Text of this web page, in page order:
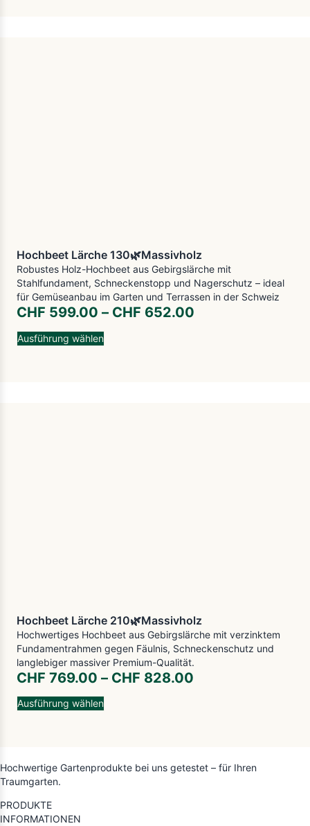
Hochbeet Lärche 130🌿Massivholz
Robustes Holz-Hochbeet aus Gebirgslärche mit
Stahlfundament, Schneckenstopp und Nagerschutz – ideal
für Gemüseanbau im Garten und Terrassen in der Schweiz
CHF 599.00 – CHF 652.00
Ausführung wählen
Hochbeet Lärche 210🌿Massivholz
Hochwertiges Hochbeet aus Gebirgslärche mit verzinktem
Fundamentrahmen gegen Fäulnis, Schneckenschutz und
langlebiger massiver Premium-Qualität.
CHF 769.00 – CHF 828.00
Ausführung wählen
Hochwertige Gartenprodukte bei uns getestet – für Ihren
Traumgarten.
PRODUKTE
INFORMATIONEN